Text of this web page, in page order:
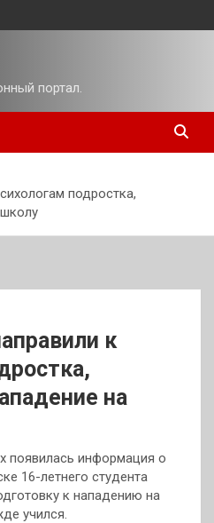
портал.
подростка,
к
на
появилась информация о
16-летнего студента
к нападению на
учился.